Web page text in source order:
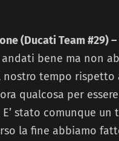
(Ducati Team #29) –
andati bene ma non
nostro tempo rispetto
qualcosa per
stato comunque un
la fine abbiamo